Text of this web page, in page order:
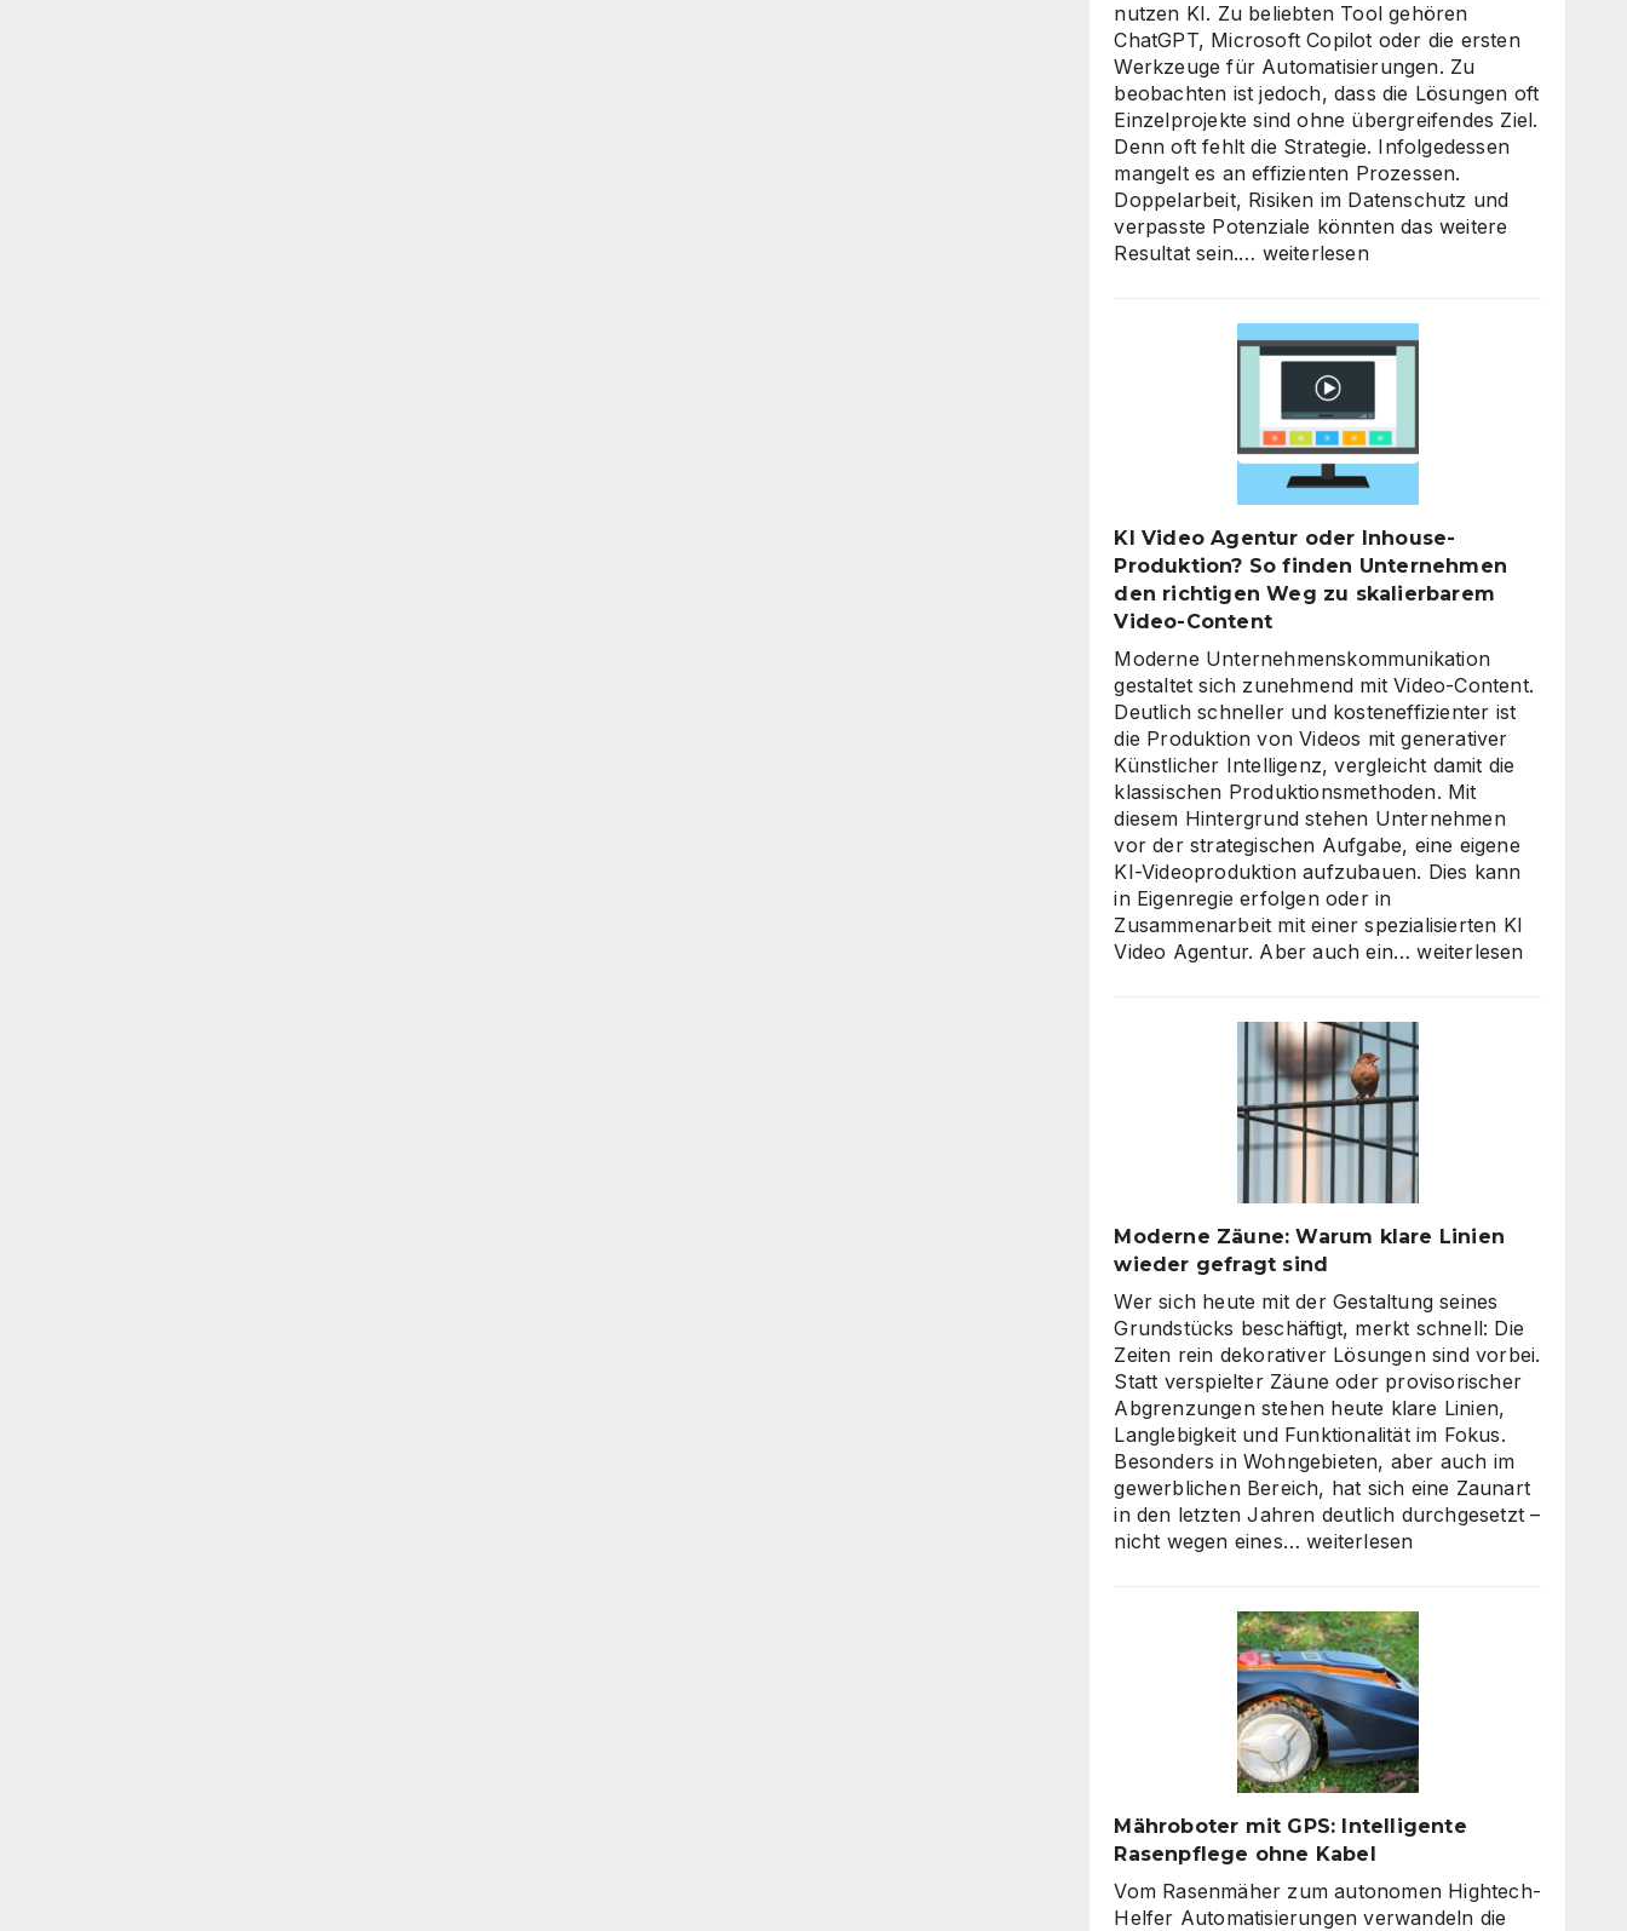
nutzen KI. Zu beliebten Tool gehören
ChatGPT, Microsoft Copilot oder die ersten
Werkzeuge für Automatisierungen. Zu
beobachten ist jedoch, dass die Lösungen oft
Einzelprojekte sind ohne übergreifendes Ziel.
Denn oft fehlt die Strategie. Infolgedessen
mangelt es an effizienten Prozessen.
Doppelarbeit, Risiken im Datenschutz und
verpasste Potenziale könnten das weitere
Resultat sein.… KI-
Mittelstand:
Warum
jetzt
der
richtige
Zeitpunkt
eine
unternehmensweite
KI-
Roadmap
ist
weiterlesen
KI Video Agentur oder Inhouse-
Produktion? So finden Unternehmen
den richtigen Weg zu skalierbarem
Video-Content
Moderne Unternehmenskommunikation
gestaltet sich zunehmend mit Video-Content.
Deutlich schneller und kosteneffizienter ist
die Produktion von Videos mit generativer
Künstlicher Intelligenz, vergleicht damit die
klassischen Produktionsmethoden. Mit
diesem Hintergrund stehen Unternehmen
vor der strategischen Aufgabe, eine eigene
KI-Videoproduktion aufzubauen. Dies kann
in Eigenregie erfolgen oder in
Zusammenarbeit mit einer spezialisierten KI
Video Agentur. Aber auch ein…KI
Inhouse-
finden
Unternehmen
Weg
skalierbarem
Video-
Content
weiterlesen
Moderne Zäune: Warum klare Linien
wieder gefragt sind
Wer sich heute mit der Gestaltung seines
Grundstücks beschäftigt, merkt schnell: Die
Zeiten rein dekorativer Lösungen sind vorbei.
Statt verspielter Zäune oder provisorischer
Abgrenzungen stehen heute klare Linien,
Langlebigkeit und Funktionalität im Fokus.
Besonders in Wohngebieten, aber auch im
gewerblichen Bereich, hat sich eine Zaunart
in den letzten Jahren deutlich durchgesetzt –
nicht wegen eines…Moderne
klare
Linien
wieder
gefragt
sind
weiterlesen
Mähroboter mit GPS: Intelligente
Rasenpflege ohne Kabel
Vom Rasenmäher zum autonomen Hightech-
Helfer Automatisierungen verwandeln die